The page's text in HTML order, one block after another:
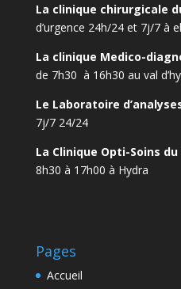
La clinique chirurgicale
d’urgence 24h/24 et 7j/7 à
La clinique Medico-
de 7h30 à 16h30 au val
Le Laboratoire
7j/7 24/24
La Clinique Opti-Soins du
8h30 à 17h00 à Hydra
Pages
Accueil